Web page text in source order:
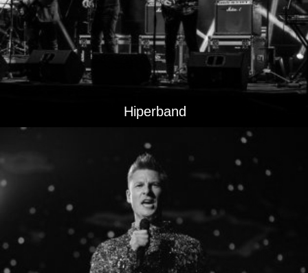
Hiperband